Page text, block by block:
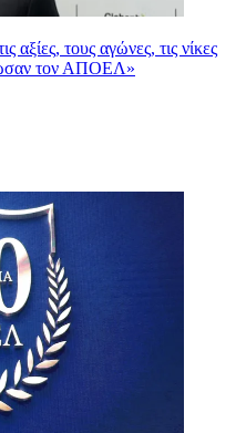
τους αγώνες, τις νίκες
τον ΑΠΟΕΛ»